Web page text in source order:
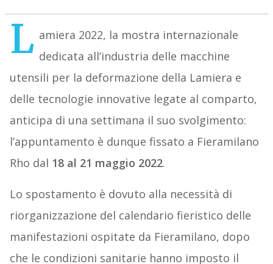
L amiera 2022, la mostra internazionale
dedicata all’industria delle macchine
utensili per la deformazione della Lamiera e
delle tecnologie innovative legate al comparto,
anticipa di una settimana il suo svolgimento:
l’appuntamento è dunque fissato a Fieramilano
Rho dal 18 al 21 maggio 2022.
Lo spostamento è dovuto alla necessità di
riorganizzazione del calendario fieristico delle
manifestazioni ospitate da Fieramilano, dopo
che le condizioni sanitarie hanno imposto il